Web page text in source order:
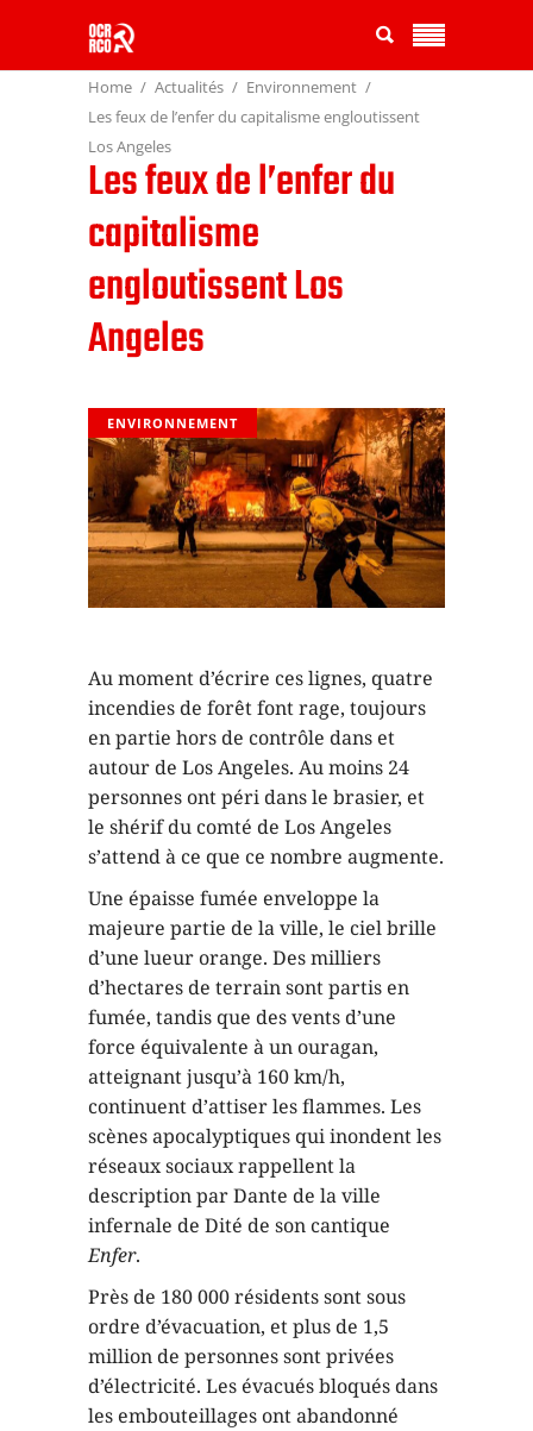
Home Actualités
Environnement
Les feux de l’enfer du capitalisme engloutissent
Los Angeles
Les feux de l’enfer du
capitalisme
engloutissent Los
Angeles
ENVIRONNEMENT
Au moment d’écrire ces lignes, quatre
incendies de forêt font rage, toujours
en partie hors de contrôle dans et
autour de Los Angeles. Au moins 24
personnes ont péri dans le brasier, et
le shérif du comté de Los Angeles
s’attend à ce que ce nombre augmente.
Une épaisse fumée enveloppe la
majeure partie de la ville, le ciel brille
d’une lueur orange. Des milliers
d’hectares de terrain sont partis en
fumée, tandis que des vents d’une
force équivalente à un ouragan,
atteignant jusqu’à 160 km/h,
continuent d’attiser les flammes. Les
scènes apocalyptiques qui inondent les
réseaux sociaux rappellent la
description par Dante de la ville
infernale de Dité de son cantique
Enfer.
Près de 180 000 résidents sont sous
ordre d’évacuation, et plus de 1,5
million de personnes sont privées
d’électricité. Les évacués bloqués dans
les embouteillages ont abandonné